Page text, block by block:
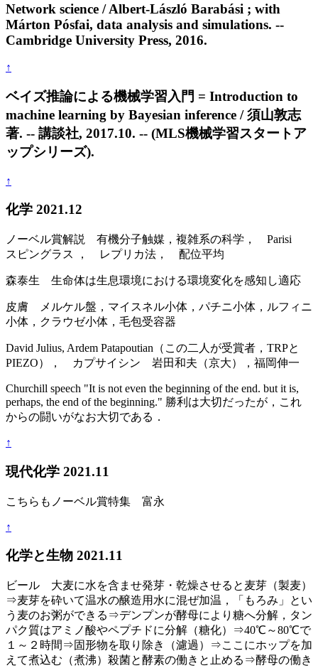
Network science / Albert-László Barabási ; with
Márton Pósfai, data analysis and simulations. --
Cambridge University Press, 2016.
↑
ベイズ推論による機械学習入門 = Introduction to
machine learning by Bayesian inference / 須山敦志
著. -- 講談社, 2017.10. -- (MLS機械学習スタートア
ップシリーズ).
↑
化学 2021.12
ノーベル賞解説 有機分子触媒，複雑系の科学， Parisi
スピングラス ， レプリカ法， 配位平均
森泰生 生命体は生息環境における環境変化を感知し適応
皮膚 メルケル盤，マイスネル小体，パチニ小体，ルフィニ
小体，クラウゼ小体，毛包受容器
David Julius, Ardem Patapoutian（この二人が受賞者，TRPと
PIEZO）， カプサイシン 岩田和夫（京大），福岡伸一
Churchill speech "It is not even the beginning of the end. but it is,
perhaps, the end of the beginning." 勝利は大切だったが，これ
からの闘いがなお大切である．
↑
現代化学 2021.11
こちらもノーベル賞特集 富永
↑
化学と生物 2021.11
ビール 大麦に水を含ませ発芽・乾燥させると麦芽（製麦）
⇒麦芽を砕いて温水の醸造用水に混ぜ加温，「もろみ」とい
う麦のお粥ができる⇒デンプンが酵母により糖へ分解，タン
パク質はアミノ酸やペプチドに分解（糖化）⇒40℃～80℃で
１～２時間⇒固形物を取り除き（濾過）⇒ここにホップを加
えて煮込む（煮沸）殺菌と酵素の働きと止める⇒酵母の働き